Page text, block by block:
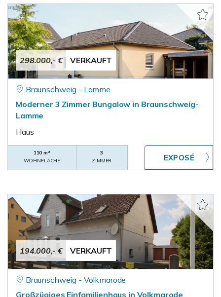
298.000,- € VERKAUFT
Braunschweig - Lamme
Moderner 3 Zimmer Bungalow in Braunschweig-
Lamme
Haus
110 m²
WOHNFLÄCHE
3
ZIMMER
194.000,- € VERKAUFT
Braunschweig - Volkmarode
Großzügiges Einfamilienhaus in Volkmarode